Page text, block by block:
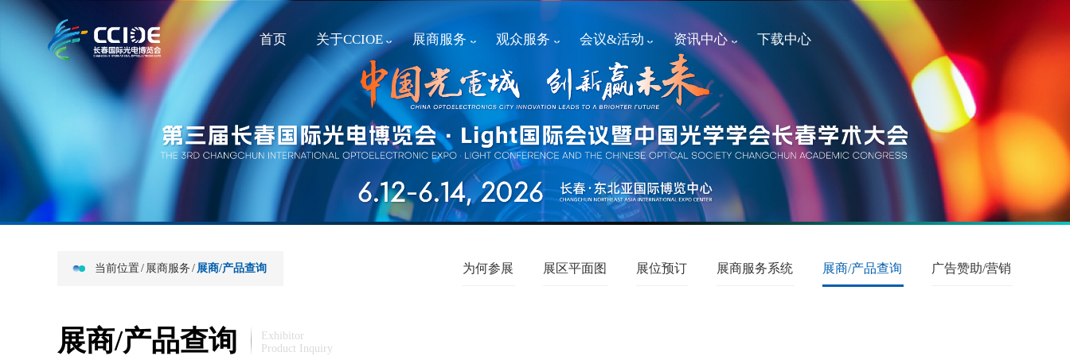
首页 关于CCIOE 展商服务 观众服务 会议&活动 资讯中心 下载中心
当前位置/ 展商服务 / 展商/产品查询 为何参展 展区平面图 展位预订 展商服务系统 展商/产品查询 广告赞助/营销
展商/产品查询
Exhibitor
Product Inquiry